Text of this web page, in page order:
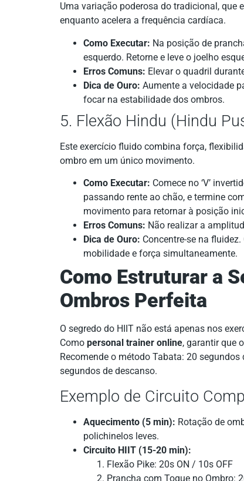
Uma variação poderosa do tradicional,
enquanto acelera a frequência cardíaca.
Como Executar: Na posição de
esquerdo. Retorne e leve o joelho
Erros Comuns: Elevar o quadril
Dica de Ouro: Aumente a velocidade
focar na estabilidade dos ombros.
5. Flexão Hindu (Hindu
Este exercício fluido combina força,
ombro em um único movimento.
Como Executar: Comece no ‘V’
passando rente ao chão, e termine
movimento para retornar à posição
Erros Comuns: Não realizar a
Dica de Ouro: Concentre-se na
mobilidade e força simultaneamente.
Como Estruturar a
Ombros Perfeita
O segredo do HIIT não está apenas nos
Como personal trainer online, garantir que
Recomende o método Tabata: 20
segundos de descanso.
Exemplo de Circuito
Aquecimento (5 min): Rotação de
polichinelos leves.
Circuito HIIT (15-20 min):
Flexão Pike: 20s ON / 10s OFF
Prancha com Toque no Ombro: